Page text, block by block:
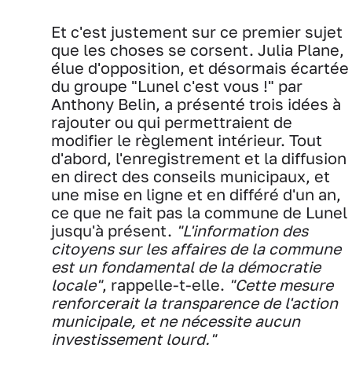
Et c'est justement sur ce premier sujet
que les choses se corsent. Julia Plane,
élue d'opposition, et désormais écartée
du groupe "Lunel c'est vous !" par
Anthony Belin, a présenté trois idées à
rajouter ou qui permettraient de
modifier le règlement intérieur. Tout
d'abord, l'enregistrement et la diffusion
en direct des conseils municipaux, et
une mise en ligne et en différé d'un an,
ce que ne fait pas la commune de Lunel
jusqu'à présent. "L'information des
citoyens sur les affaires de la commune
est un fondamental de la démocratie
locale", rappelle-t-elle. "Cette mesure
renforcerait la transparence de l'action
municipale, et ne nécessite aucun
investissement lourd."